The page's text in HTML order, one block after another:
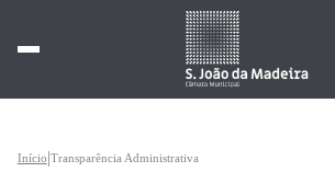
Início|Transparência Administrativa